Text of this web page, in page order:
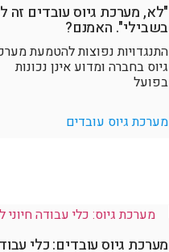
"לא, מערכת גיוס עובדים זה
בשבילי". האמנם?
התנגדויות נפוצות להטמעת
גיוס בחברה ומדוע אינן נכונות
בפועל
מערכת גיוס עובדים
מערכת גיוס עובדים: כלי